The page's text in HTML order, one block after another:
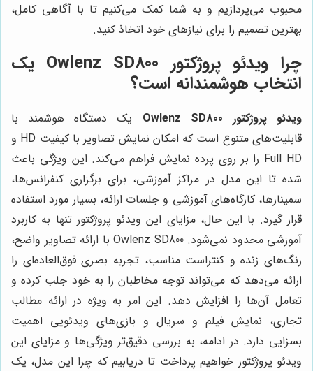
محبوب می‌پردازیم و به شما کمک می‌کنیم تا با آگاهی کامل،
بهترین تصمیم را برای نیازهای خود اتخاذ کنید.
چرا ویدئو پروژکتور Owlenz SD800 یک
انتخاب هوشمندانه است؟
ویدئو پروژکتور Owlenz SD800
یک دستگاه هوشمند با
قابلیت‌های متنوع است که امکان نمایش تصاویر با کیفیت HD و
Full HD را بر روی پرده نمایش فراهم می‌کند. این ویژگی باعث
شده تا این مدل در مراکز آموزشی، برای برگزاری کنفرانس‌ها،
سمینارها، کارگاه‌های آموزشی و جلسات ارائه، بسیار مورد استفاده
قرار گیرد. با این حال، مزایای این ویدئو پروژکتور تنها به کاربرد
آموزشی محدود نمی‌شود. Owlenz SD800 با ارائه تصاویر واضح،
رنگ‌های زنده و کنتراست مناسب، تجربه بصری فوق‌العاده‌ای را
ارائه می‌دهد که می‌تواند توجه مخاطبان را به خود جلب کرده و
تعامل آن‌ها را افزایش دهد. این امر به ویژه در ارائه مطالب
تجاری، نمایش فیلم و سریال و بازی‌های ویدئویی اهمیت
بسزایی دارد. در ادامه، به بررسی دقیق‌تر ویژگی‌ها و مزایای این
ویدئو پروژکتور خواهیم پرداخت تا دریابیم که چرا این مدل، یک